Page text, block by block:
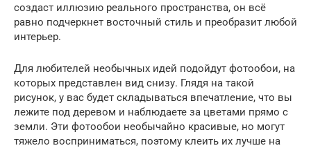
создаст иллюзию реального пространства, он всё
равно подчеркнет восточный стиль и преобразит любой
интерьер.
Для любителей необычных идей подойдут фотообои, на
которых представлен вид снизу. Глядя на такой
рисунок, у вас будет складываться впечатление, что вы
лежите под деревом и наблюдаете за цветами прямо с
земли. Эти фотообои необычайно красивые, но могут
тяжело восприниматься, поэтому клеить их лучше на